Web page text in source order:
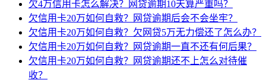
欠4万信用卡怎么解决？网贷逾期10天算严重吗？
欠信用卡20万如何自救？网贷逾期后会不会坐牢？
欠信用卡20万如何自救？欠网贷5万无力偿还了怎么办？
欠信用卡20万如何自救？网贷逾期一直不还有何后果？
欠信用卡20万如何自救？网贷逾期还不上怎么对待催
收？